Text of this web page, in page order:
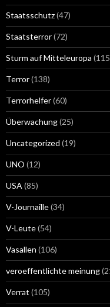
Staatsschutz(47)
Staatsterror(72)
Sturm auf Mitteleuropa
Terror(138)
Terrorhelfer(60)
Überwachung(25)
Uncategorized (19)
UNO (12)
USA (85)
V-Journaille(34)
V-Leute(54)
Vasallen (106)
veroeffentlichte meinung
Verrat (105)